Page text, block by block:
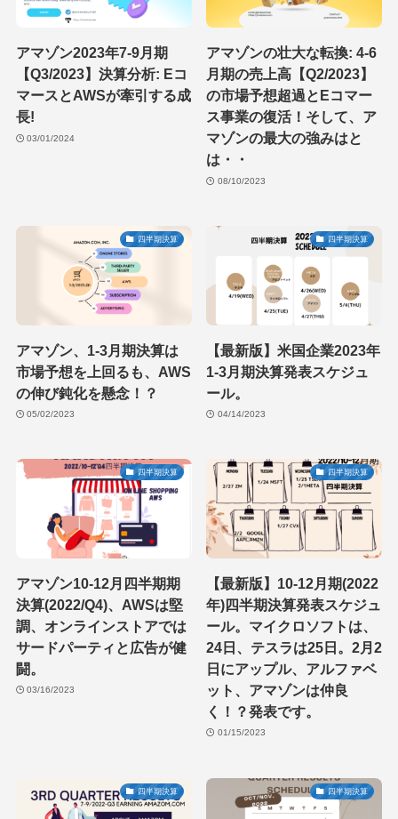
アマゾン2023年7-9月期
【Q3/2023】決算分析: Eコ
マースとAWSが牽引する成
長!
03/01/2024
アマゾンの壮大な転換: 4-6
月期の売上高【Q2/2023】
の市場予想超過とEコマー
ス事業の復活！そして、ア
マゾンの最大の強みはと
は・・
08/10/2023
四半期決算
アマゾン、1-3月期決算は
市場予想を上回るも、AWS
の伸び鈍化を懸念！？
05/02/2023
四半期決算
【最新版】米国企業2023年
1-3月期決算発表スケジュ
ール。
04/14/2023
四半期決算
アマゾン10-12月四半期期
決算(2022/Q4)、AWSは堅
調、オンラインストアでは
サードパーティと広告が健
闘。
03/16/2023
四半期決算
【最新版】10-12月期(2022
年)四半期決算発表スケジュ
ール。マイクロソフトは、
24日、テスラは25日。2月2
日にアップル、アルファベ
ット、アマゾンは仲良
く！？発表です。
01/15/2023
四半期決算 四半期決算